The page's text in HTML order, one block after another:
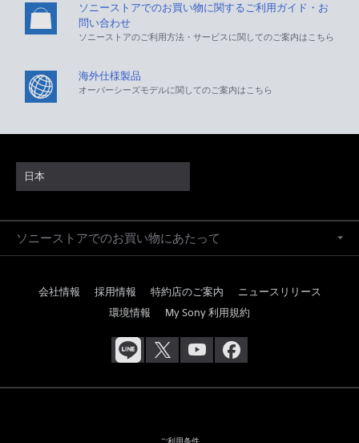
ソニーストアでのお買い物に関するご利用ガイド・お
問い合わせ
ソニーストアのご利用方法・サービスに関してのご案内はこちら
海外仕様製品
オーバーシーズモデルに関してのご案内はこちら
日本
ソニーストアでのお買い物にあたって
会社情報 採用情報 特約店のご案内
ニュースリリース
環境情報
My Sony 利用規約
ご利用条件